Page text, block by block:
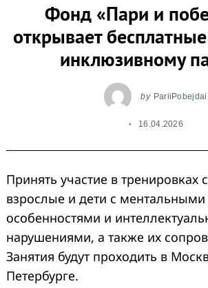
Фонд «Пари и
открывает
инклюзивному
by PariiPobejdai
16.04.2026
Принять участие в тренировках
взрослые и дети с ментальными
особенностями и
нарушениями, а также их
Занятия будут проходить в
Петербурге.
Search